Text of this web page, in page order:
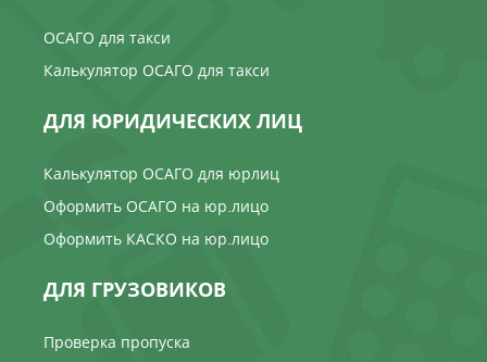
ОСАГО для такси
Калькулятор ОСАГО для такси
ДЛЯ ЮРИДИЧЕСКИХ ЛИЦ
Калькулятор ОСАГО для юрлиц
Оформить ОСАГО на юр.лицо
Оформить КАСКО на юр.лицо
ДЛЯ ГРУЗОВИКОВ
Проверка пропуска